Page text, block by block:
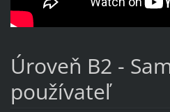
Úroveň B2 -
používateľ